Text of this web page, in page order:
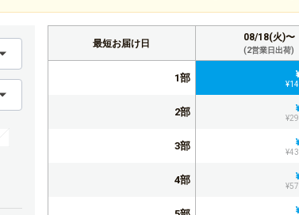
最短お届け日
08/18(火)〜
(2営業日出荷)
1部
2部
3部
4部